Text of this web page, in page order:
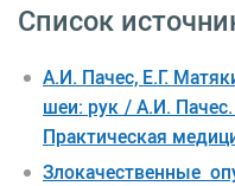
Список
А.И. Пачес, Е.Г.
шеи: рук / А.И.
Практическая
Злокачественные